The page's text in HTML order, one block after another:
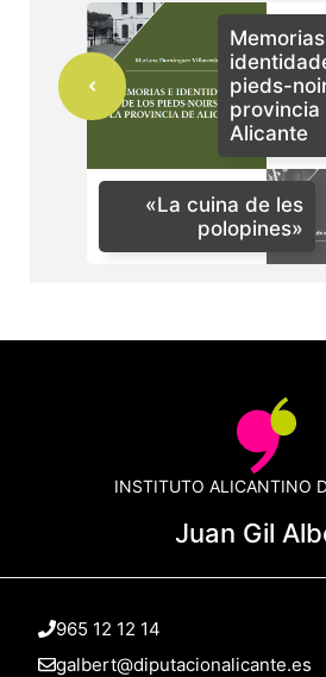
pieds-
provincia
Alicante
«La cuina de les
polopines»
INSTITUTO ALICANTINO
Juan Gil
965 12 12 14
galbert@diputacionalicante.es